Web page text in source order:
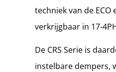
techniek van de ECO
verkrijgbaar in 17-
De CRS Serie is
instelbare dempers,